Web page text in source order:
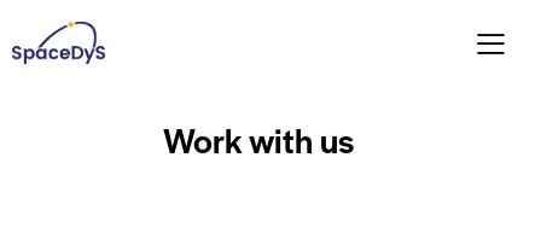
Work with us